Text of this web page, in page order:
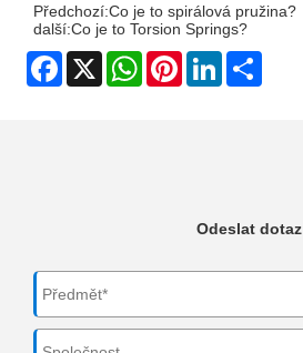
Předchozí:Co je to spirálová pružina?
další:Co je to Torsion Springs?
Facebook
X WhatsAppPinterestLinkedIn
Odeslat dotaz